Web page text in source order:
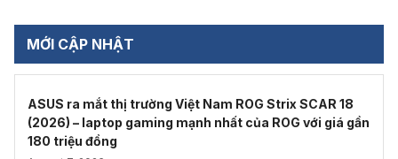
MỚI CẬP NHẬT
ASUS ra mắt thị trường Việt Nam ROG Strix SCAR 18
(2026) – laptop gaming mạnh nhất của ROG với giá gần
180 triệu đồng